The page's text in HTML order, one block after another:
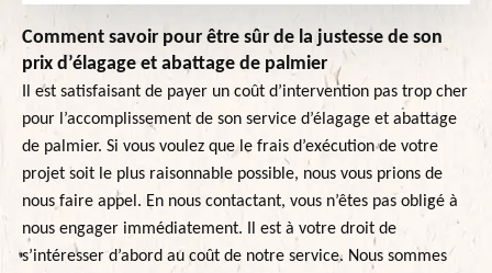
Comment savoir pour être sûr de la justesse de son
prix d’élagage et abattage de palmier
Il est satisfaisant de payer un coût d’intervention pas trop cher
pour l’accomplissement de son service d’élagage et abattage
de palmier. Si vous voulez que le frais d’exécution de votre
projet soit le plus raisonnable possible, nous vous prions de
nous faire appel. En nous contactant, vous n’êtes pas obligé à
nous engager immédiatement. Il est à votre droit de
s’intéresser d’abord au coût de notre service. Nous sommes